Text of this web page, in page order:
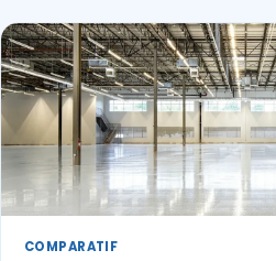
COMPARATIF